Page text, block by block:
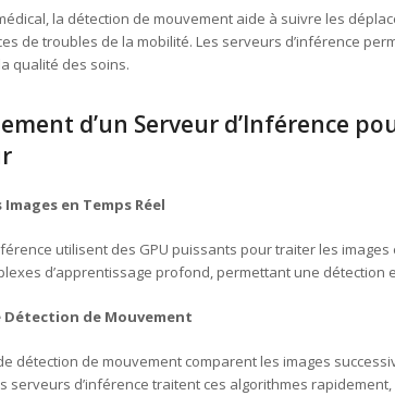
la détection de mouvement aide à suivre les
de troubles de la mobilité. Les serveurs d’inférence
qualité des soins.
d’un Serveur d’Inférence
en Temps Réel
utilisent des GPU puissants pour traiter les
d’apprentissage profond, permettant une détection
de Mouvement
détection de mouvement comparent les images
serveurs d’inférence traitent ces algorithmes